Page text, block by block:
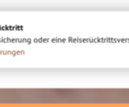
oder eine